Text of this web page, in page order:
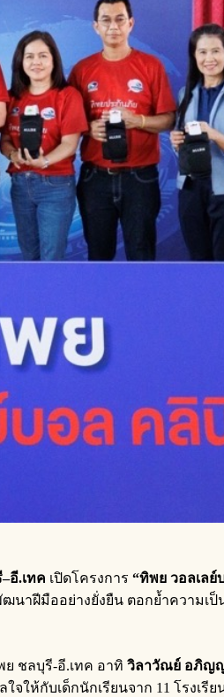
–อี.เทค เปิดโครงการ “ทิพย วอลเลย์
าฝีมืออย่างยั่งยืน ตอกย้ำความ
ชลบุรี-อี.เทค อาทิ วิลาวัณย์ อภิญญ
ให้กับเด็กนักเรียนจาก 11 โรงเ